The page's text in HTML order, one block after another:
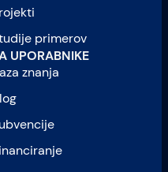
primerov
UPORABNIKE
znanja